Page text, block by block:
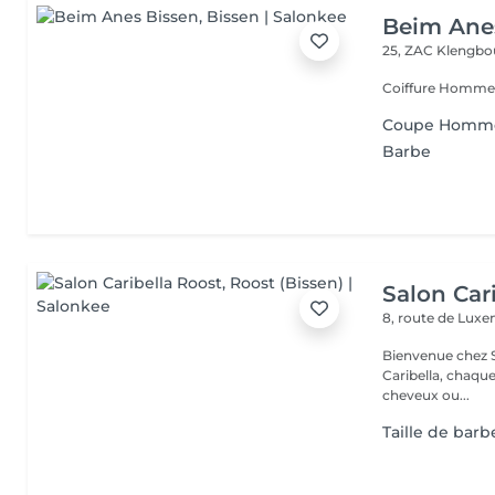
Beim
25, ZAC
Coiffure
Coupe
Barbe
Salon
8, route de
Bienvenue chez
Caribella, chaque cliente est
cheveux ou...
Taille de